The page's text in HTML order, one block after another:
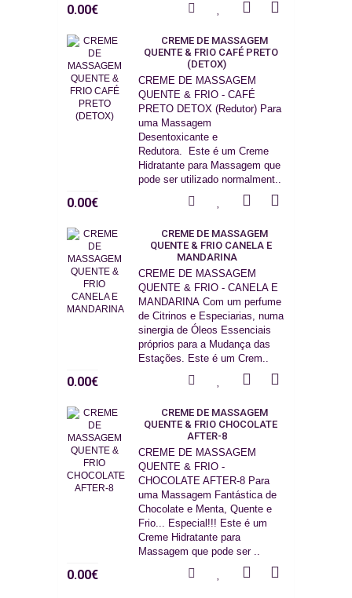
0.00€
CREME DE MASSAGEM
QUENTE & FRIO CAFÉ PRETO
(DETOX)
CREME DE MASSAGEM
QUENTE & FRIO - CAFÉ
PRETO DETOX (Redutor) Para
uma Massagem
Desentoxicante e
Redutora. Este é um Creme
Hidratante para Massagem que
pode ser utilizado normalment..
0.00€
CREME DE MASSAGEM
QUENTE & FRIO CANELA E
MANDARINA
CREME DE MASSAGEM
QUENTE & FRIO - CANELA E
MANDARINA Com um perfume
de Citrinos e Especiarias, numa
sinergia de Óleos Essenciais
próprios para a Mudança das
Estações. Este é um Crem..
0.00€
CREME DE MASSAGEM
QUENTE & FRIO CHOCOLATE
AFTER-8
CREME DE MASSAGEM
QUENTE & FRIO -
CHOCOLATE AFTER-8 Para
uma Massagem Fantástica de
Chocolate e Menta, Quente e
Frio... Especial!!! Este é um
Creme Hidratante para
Massagem que pode ser ..
0.00€